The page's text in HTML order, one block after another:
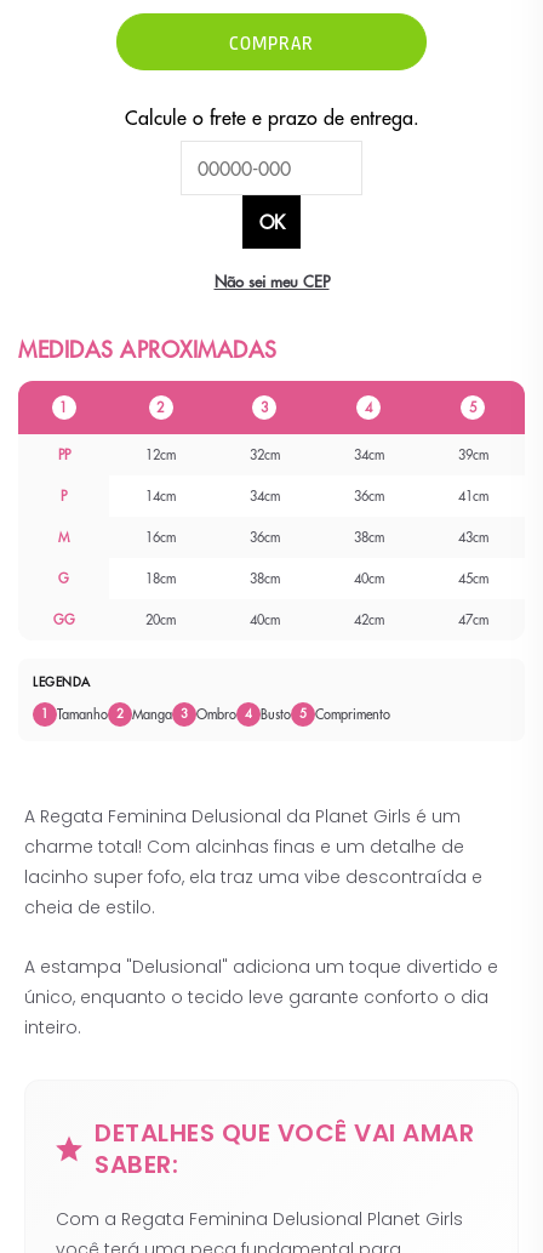
COMPRAR
Não sei meu CEP
1 2 3 4 5
PP 12cm 32cm 34cm 39cm
P 14cm 34cm 36cm 41cm
M 16cm 36cm 38cm 43cm
G 18cm 38cm 40cm 45cm
GG 20cm 40cm 42cm 47cm
LEGENDA
1
Tamanho 2 Manga 3 Ombro 4 Busto 5 Comprimento
A Regata Feminina Delusional da Planet Girls é um
charme total! Com alcinhas finas e um detalhe de
lacinho super fofo, ela traz uma vibe descontraída e
cheia de estilo.
A estampa "Delusional" adiciona um toque divertido e
único, enquanto o tecido leve garante conforto o dia
inteiro.
DETALHES QUE VOCÊ VAI AMAR
SABER:
Com a Regata Feminina Delusional Planet Girls